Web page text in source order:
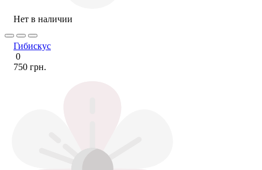
Нет в наличии
Гибискус
0
750 грн.